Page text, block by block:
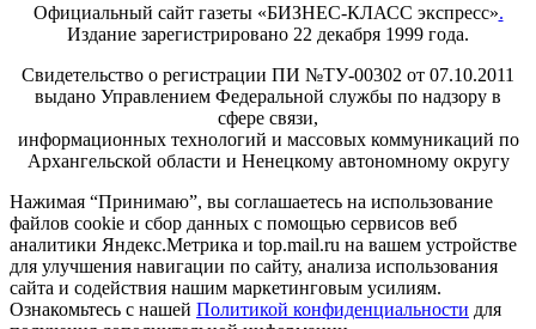
Официальный сайт газеты «БИЗНЕС-КЛАСС экспресс».
Издание зарегистрировано 22 декабря 1999 года.
Свидетельство о регистрации ПИ №ТУ-00302 от 07.10.2011
выдано Управлением Федеральной службы по надзору в
сфере связи,
информационных технологий и массовых коммуникаций по
Архангельской области и Ненецкому автономному округу
Нажимая “Принимаю”, вы соглашаетесь на использование
файлов cookie и сбор данных с помощью сервисов веб
аналитики Яндекс.Метрика и top.mail.ru на вашем устройстве
для улучшения навигации по сайту, анализа использования
сайта и содействия нашим маркетинговым усилиям.
Ознакомьтесь с нашей Политикой конфиденциальности для